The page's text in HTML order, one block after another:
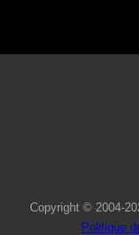
Copyright © 2004-
Politique